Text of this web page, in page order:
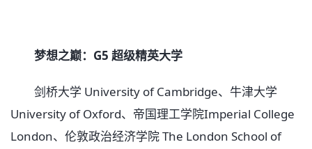
梦想之巅：G5 超级精英大学
剑桥大学 University of Cambridge、牛津大学
University of Oxford、帝国理工学院Imperial College
London、伦敦政治经济学院 The London School of